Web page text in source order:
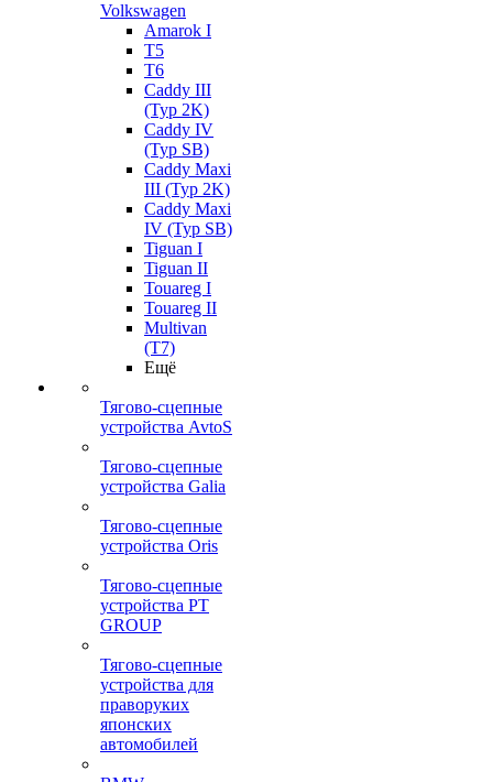
Volkswagen
Amarok I
T5
T6
Caddy III
(Typ 2K)
Caddy IV
(Typ SB)
Caddy Maxi
III (Typ 2K)
Caddy Maxi
IV (Typ SB)
Tiguan I
Tiguan II
Touareg I
Touareg II
Multivan
(T7)
Ещё
Тягово-сцепные
устройства AvtoS
Тягово-сцепные
устройства Galia
Тягово-сцепные
устройства Oris
Тягово-сцепные
устройства PT
GROUP
Тягово-сцепные
устройства для
праворуких
японских
автомобилей